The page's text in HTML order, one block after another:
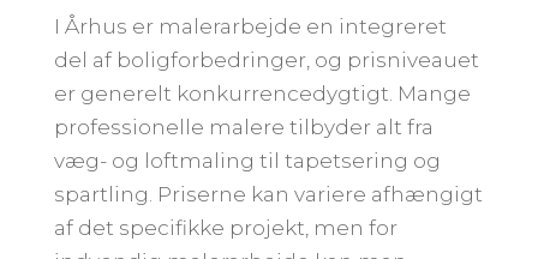
I Århus er malerarbejde en integreret
del af boligforbedringer, og prisniveauet
er generelt konkurrencedygtigt. Mange
professionelle malere tilbyder alt fra
væg- og loftmaling til tapetsering og
spartling. Priserne kan variere afhængigt
af det specifikke projekt, men for